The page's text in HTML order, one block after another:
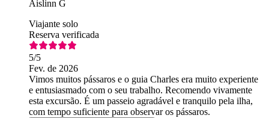
Aislinn G
Viajante solo
Reserva verificada
5/5
Fev. de 2026
Vimos muitos pássaros e o guia Charles era muito experiente
e entusiasmado com o seu trabalho. Recomendo vivamente
esta excursão. É um passeio agradável e tranquilo pela ilha,
com tempo suficiente para observar os pássaros.